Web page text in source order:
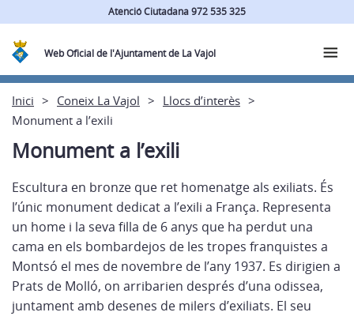
Atenció Ciutadana 972 535 325
Web Oficial de l'Ajuntament de La Vajol
Inici Coneix La Vajol
Llocs d’interès
Monument a l’exili
Monument a l’exili
Escultura en bronze que ret homenatge als exiliats. És
l’únic monument dedicat a l’exili a França. Representa
un home i la seva filla de 6 anys que ha perdut una
cama en els bombardejos de les tropes franquistes a
Montsó el mes de novembre de l’any 1937. Es dirigien a
Prats de Molló, on arribarien després d’una odissea,
juntament amb desenes de milers d’exiliats. El seu